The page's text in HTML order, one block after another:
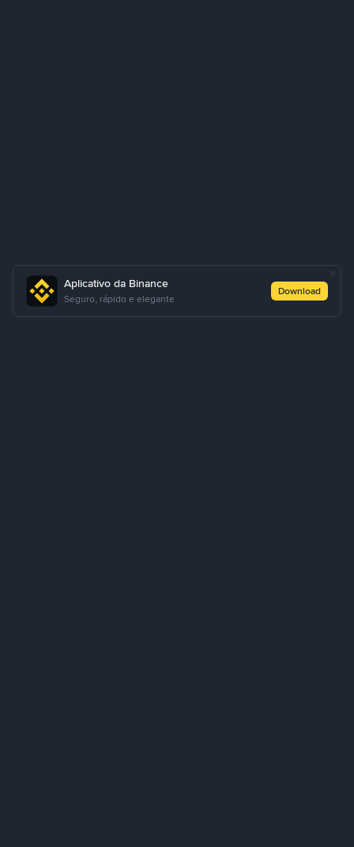
Aplicativo da Binance
Seguro, rápido e elegante
Download